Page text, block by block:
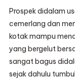
Prospek didalam
cemerlang dan
kotak mampu
yang bergelut
sangat bagus
sejak dahulu